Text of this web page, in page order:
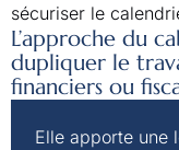
sécuriser le
L’approche du
dupliquer le
financiers ou
Elle apporte une